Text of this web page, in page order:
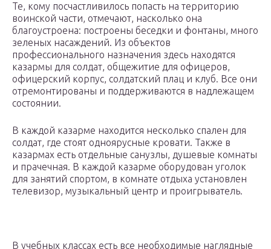
Те, кому посчастливилось попасть на территорию
воинской части, отмечают, насколько она
благоустроена: построены беседки и фонтаны, много
зеленых насаждений. Из объектов
профессионального назначения здесь находятся
казармы для солдат, общежитие для офицеров,
офицерский корпус, солдатский плац и клуб. Все они
отремонтированы и поддерживаются в надлежащем
состоянии.
В каждой казарме находится несколько спален для
солдат, где стоят одноярусные кровати. Также в
казармах есть отдельные санузлы, душевые комнаты
и прачечная. В каждой казарме оборудован уголок
для занятий спортом, в комнате отдыха установлен
телевизор, музыкальный центр и проигрыватель.
В учебных классах есть все необходимые наглядные